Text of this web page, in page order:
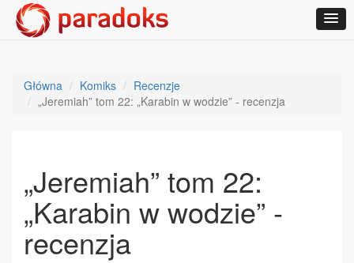
Główna Komiks
Recenzje
„Jeremiah” tom 22: „Karabin w wodzie” - recenzja
„Jeremiah” tom 22:
„Karabin w wodzie” -
recenzja